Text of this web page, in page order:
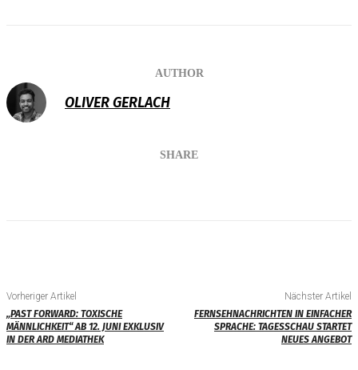
AUTHOR
OLIVER GERLACH
SHARE
Vorheriger Artikel
„PAST FORWARD: TOXISCHE
MÄNNLICHKEIT“ AB 12. JUNI EXKLUSIV
IN DER ARD MEDIATHEK
Nächster Artikel
FERNSEHNACHRICHTEN IN EINFACHER
SPRACHE: TAGESSCHAU STARTET
NEUES ANGEBOT